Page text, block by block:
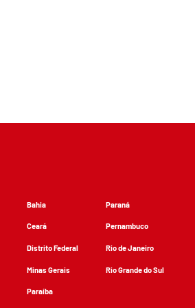
Bahia
Ceará
Distrito Federal
Minas Gerais
Paraíba
Paraná
Pernambuco
Rio de Janeiro
Rio Grande do Sul